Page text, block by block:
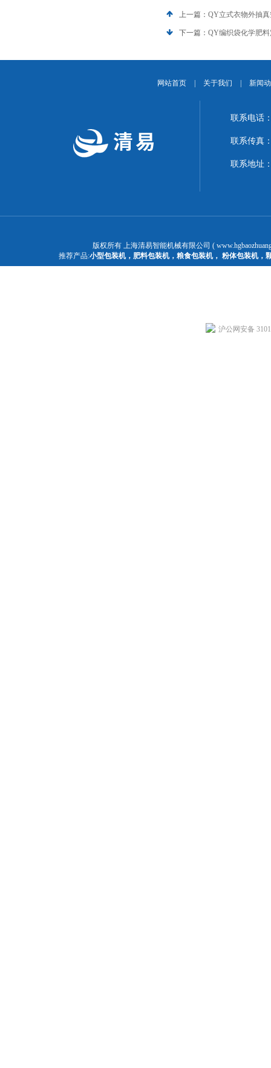
上一篇： QY立式衣物外抽
下一篇： QY编织袋化学肥
网站首页 关于我们 新闻
联系电话
联系传真
联系地址
版权所有 上海清易智能机械有限公司 (
推荐产品:小型包装机， 肥料包装机， 粮食包装机， 粉体包装机，
沪公网安备